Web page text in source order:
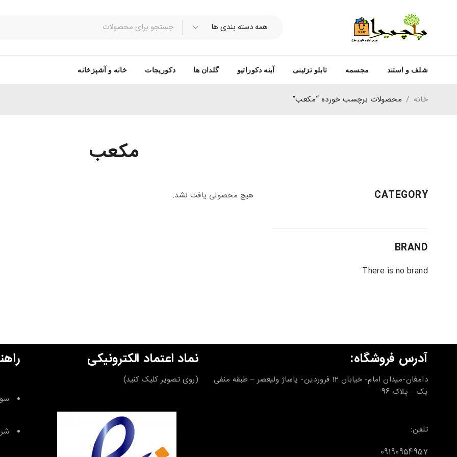
شلف و استند مجسمه تابلو تزئینی آینه دکوراتیو گلدان ها دکوریجات خانه و آشپزخانه
مکعب
خانه / محصولات برچسب خورده “مکعب”
CATEGORY
BRAND
There is no brand
هیچ محصولی یافت نشد.
آدرس فروشگاه:
دامغان-میدان امام- خیابان 12 فروردین- پاساژ ولیعصر – طبقه منفی
یک – پلاک 96
تلفن:
09190954957
نماد اعتماد الکترونیکی
(روی تصویر کلیک کنید)